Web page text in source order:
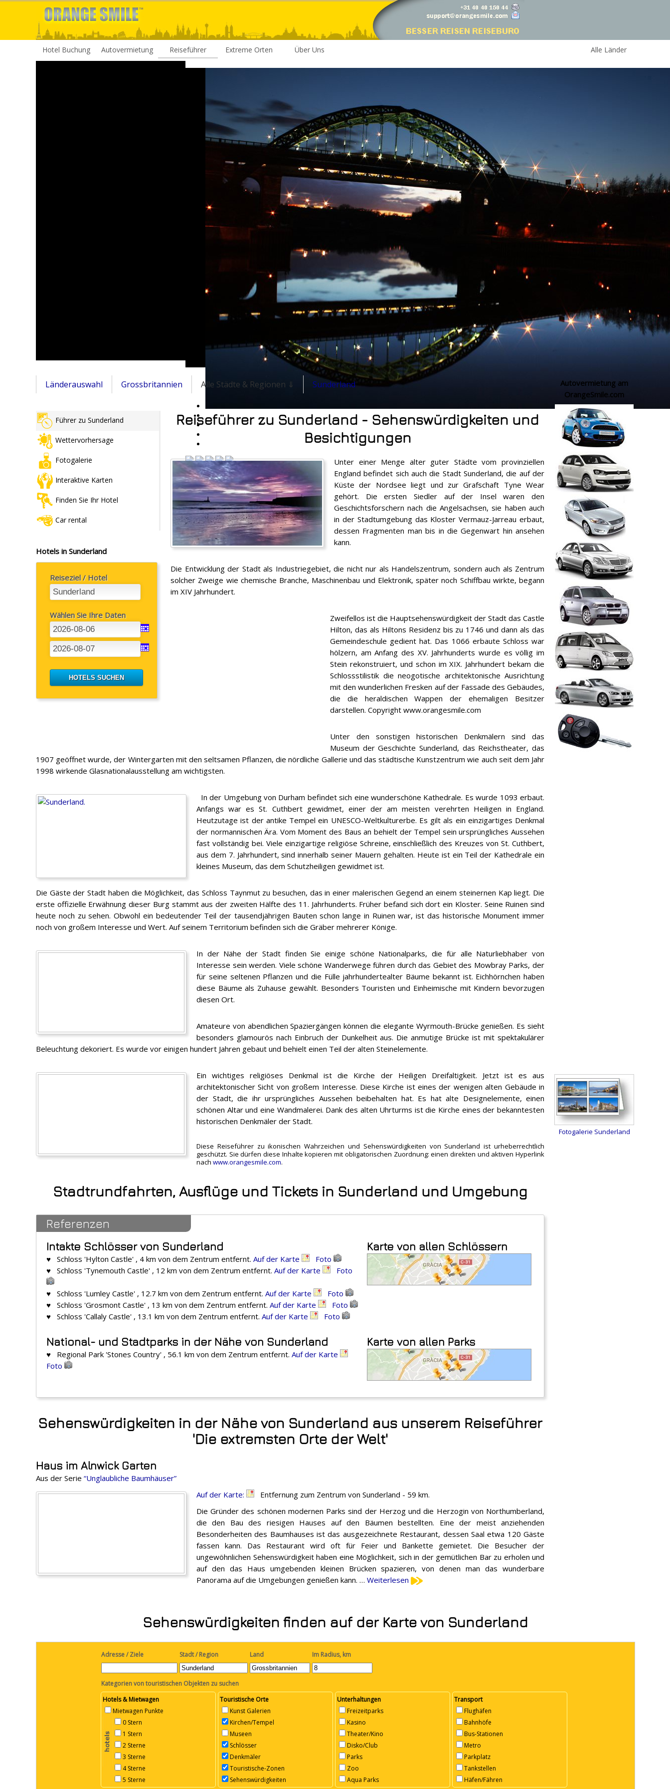
Hotel Buchung Autovermietung Reiseführer Extreme Orten Über Uns Alle Länder
Länderauswahl Grossbritannien Alle Städte & Regionen ⇓ Sunderland
Führer zu Sunderland
Wettervorhersage
Fotogalerie
Interaktive Karten
Finden Sie Ihr Hotel
Car rental
Hotels in Sunderland
Reiseziel / Hotel
Wählen Sie Ihre Daten
Reiseführer zu Sunderland - Sehenswürdigkeiten und
Besichtigungen
Unter einer Menge alter guter Städte vom provinziellen
England befindet sich auch die Stadt Sunderland, die auf der
Küste der Nordsee liegt und zur Grafschaft Tyne Wear
gehört. Die ersten Siedler auf der Insel waren den
Geschichtsforschern nach die Angelsachsen, sie haben auch
in der Stadtumgebung das Kloster Vermauz-Jarreau erbaut,
dessen Fragmenten man bis in die Gegenwart hin ansehen
kann.
Die Entwicklung der Stadt als Industriegebiet, die nicht nur als Handelszentrum, sondern auch als Zentrum
solcher Zweige wie chemische Branche, Maschinenbau und Elektronik, später noch Schiffbau wirkte, begann
im XIV Jahrhundert.
Zweifellos ist die Hauptsehenswürdigkeit der Stadt das Castle
Hilton, das als Hiltons Residenz bis zu 1746 und dann als das
Gemeindeschule gedient hat. Das 1066 erbaute Schloss war
hölzern, am Anfang des XV. Jahrhunderts wurde es völlig im
Stein rekonstruiert, und schon im XIX. Jahrhundert bekam die
Schlossstilistik die neogotische architektonische Ausrichtung
mit den wunderlichen Fresken auf der Fassade des Gebäudes,
die die heraldischen Wappen der ehemaligen Besitzer
darstellen. Copyright www.orangesmile.com
Unter den sonstigen historischen Denkmälern sind das
Museum der Geschichte Sunderland, das Reichstheater, das
1907 geöffnet wurde, der Wintergarten mit den seltsamen Pflanzen, die nördliche Gallerie und das städtische Kunstzentrum wie auch seit dem Jahr
1998 wirkende Glasnationalausstellung am wichtigsten.
In der Umgebung von Durham befindet sich eine wunderschöne Kathedrale. Es wurde 1093 erbaut.
Anfangs war es St. Cuthbert gewidmet, einer der am meisten verehrten Heiligen in England.
Heutzutage ist der antike Tempel ein UNESCO-Weltkulturerbe. Es gilt als ein einzigartiges Denkmal
der normannischen Ära. Vom Moment des Baus an behielt der Tempel sein ursprüngliches Aussehen
fast vollständig bei. Viele einzigartige religiöse Schreine, einschließlich des Kreuzes von St. Cuthbert,
aus dem 7. Jahrhundert, sind innerhalb seiner Mauern gehalten. Heute ist ein Teil der Kathedrale ein
kleines Museum, das dem Schutzheiligen gewidmet ist.
Die Gäste der Stadt haben die Möglichkeit, das Schloss Taynmut zu besuchen, das in einer malerischen Gegend an einem steinernen Kap liegt. Die
erste offizielle Erwähnung dieser Burg stammt aus der zweiten Hälfte des 11. Jahrhunderts. Früher befand sich dort ein Kloster. Seine Ruinen sind
heute noch zu sehen. Obwohl ein bedeutender Teil der tausendjährigen Bauten schon lange in Ruinen war, ist das historische Monument immer
noch von großem Interesse und Wert. Auf seinem Territorium befinden sich die Gräber mehrerer Könige.
In der Nähe der Stadt finden Sie einige schöne Nationalparks, die für alle Naturliebhaber von
Interesse sein werden. Viele schöne Wanderwege führen durch das Gebiet des Mowbray Parks, der
für seine seltenen Pflanzen und die Fülle jahrhundertealter Bäume bekannt ist. Eichhörnchen haben
diese Bäume als Zuhause gewählt. Besonders Touristen und Einheimische mit Kindern bevorzugen
diesen Ort.
Amateure von abendlichen Spaziergängen können die elegante Wyrmouth-Brücke genießen. Es sieht
besonders glamourös nach Einbruch der Dunkelheit aus. Die anmutige Brücke ist mit spektakulärer
Beleuchtung dekoriert. Es wurde vor einigen hundert Jahren gebaut und behielt einen Teil der alten Steinelemente.
Ein wichtiges religiöses Denkmal ist die Kirche der Heiligen Dreifaltigkeit. Jetzt ist es aus
architektonischer Sicht von großem Interesse. Diese Kirche ist eines der wenigen alten Gebäude in
der Stadt, die ihr ursprüngliches Aussehen beibehalten hat. Es hat alte Designelemente, einen
schönen Altar und eine Wandmalerei. Dank des alten Uhrturms ist die Kirche eines der bekanntesten
historischen Denkmäler der Stadt.
Diese Reiseführer zu ikonischen Wahrzeichen und Sehenswürdigkeiten von Sunderland ist urheberrechtlich
geschützt. Sie dürfen diese Inhalte kopieren mit obligatorischen Zuordnung: einen direkten und aktiven Hyperlink
nach www.orangesmile.com.
Stadtrundfahrten, Ausflüge und Tickets in Sunderland und Umgebung
Referenzen
Karte von allen Schlössern
Intakte Schlösser von Sunderland
♥ Schloss 'Hylton Castle' , 4 km von dem Zentrum entfernt. Auf der Karte
Foto
♥ Schloss 'Tynemouth Castle' , 12 km von dem Zentrum entfernt. Auf der Karte Foto
♥ Schloss 'Lumley Castle' , 12.7 km von dem Zentrum entfernt. Auf der Karte
Foto
♥ Schloss 'Grosmont Castle' , 13 km von dem Zentrum entfernt. Auf der Karte
Foto
♥ Schloss 'Callaly Castle' , 13.1 km von dem Zentrum entfernt. Auf der Karte Foto
Karte von allen Parks
National- und Stadtparks in der Nähe von Sunderland
♥ Regional Park 'Stones Country' , 56.1 km von dem Zentrum entfernt. Auf der Karte
Foto
Sehenswürdigkeiten in der Nähe von Sunderland aus unserem Reiseführer
'Die extremsten Orte der Welt'
Haus im Alnwick Garten
Aus der Serie “Unglaubliche Baumhäuser”
Auf der Karte:
Entfernung zum Zentrum von Sunderland - 59 km.
Die Gründer des schönen modernen Parks sind der Herzog und die Herzogin von Northumberland,
die den Bau des riesigen Hauses auf den Bäumen bestellten. Eine der meist anziehenden
Besonderheiten des Baumhauses ist das ausgezeichnete Restaurant, dessen Saal etwa 120 Gäste
fassen kann. Das Restaurant wird oft für Feier und Bankette gemietet. Die Besucher der
ungewöhnlichen Sehenswürdigkeit haben eine Möglichkeit, sich in der gemütlichen Bar zu erholen und
auf den das Haus umgebenden kleinen Brücken spazieren, von denen man das wunderbare
Panorama auf die Umgebungen genießen kann. … Weiterlesen
Autovermietung am
OrangeSmile.com
Fotogalerie Sunderland
Sehenswürdigkeiten finden auf der Karte von Sunderland
Adresse / Ziele Stadt / Region Land Im Radius, km
Kategorien von touristischen Objekten zu suchen
Hotels & Mietwagen
Mietwagen Punkte
0 Stern
1 Stern
2 Sterne
3 Sterne
4 Sterne
5 Sterne
Touristische Orte
Kunst Galerien
Kirchen/Tempel
Museen
Schlösser
Denkmäler
Touristische-Zonen
Sehenswürdigkeiten
Unterhaltungen
Freizeitparks
Kasino
Theater/Kino
Disko/Club
Parks
Zoo
Aqua Parks
Transport
Flughäfen
Bahnhöfe
Bus-Stationen
Metro
Parkplatz
Tankstellen
Häfen/Fähren